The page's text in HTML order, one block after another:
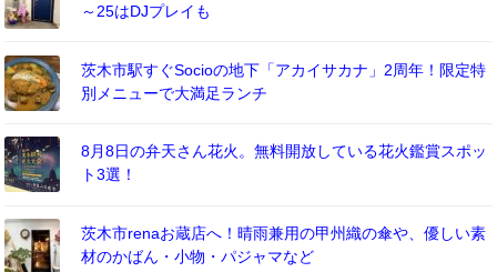
～25はDJプレイも
茨木市駅すぐSocioの地下「アカイサカナ」2周年！限定特
別メニューで大満足ランチ
8月8日の弁天さん花火。無料開放している花火鑑賞スポッ
ト3選！
茨木市renaお蔵店へ！晴雨兼用の甲州織の傘や、優しい素
材のかばん・小物・パジャマなど